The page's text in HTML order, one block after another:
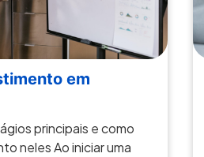
em
principais e como
neles Ao iniciar uma